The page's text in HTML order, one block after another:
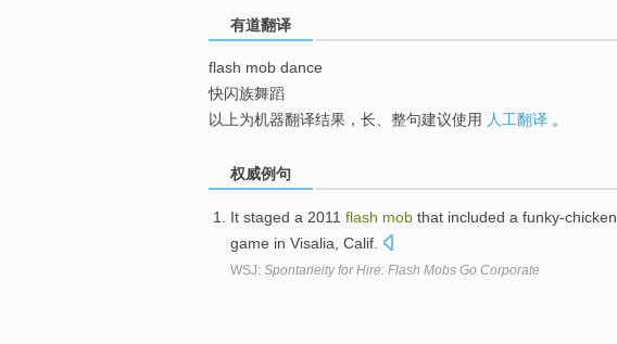
有道翻译
flash mob dance
快闪族舞蹈
以上为机器翻译结果，长、整句建议使用 人工翻译 。
权威例句
It staged a 2011 flash mob that included a funky-chicken
game in Visalia, Calif.
WSJ: Spontaneity for Hire: Flash Mobs Go Corporate